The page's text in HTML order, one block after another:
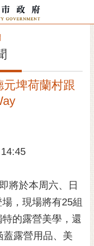
埤荷蘭村跟
將於本周六、日
，現場將有25組
的露營美學，還
露營用品、美